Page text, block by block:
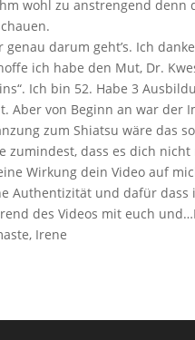
wohl zu anstrengend
genau darum geht’s. Ich
ich habe den Mut, Dr.
Ich bin 52. Habe 3
Aber von Beginn an war der
zum Shiatsu wäre das
zumindest, dass es dich
Wirkung dein Video auf
Authentizität und dafür
des Videos mit euch
Irene